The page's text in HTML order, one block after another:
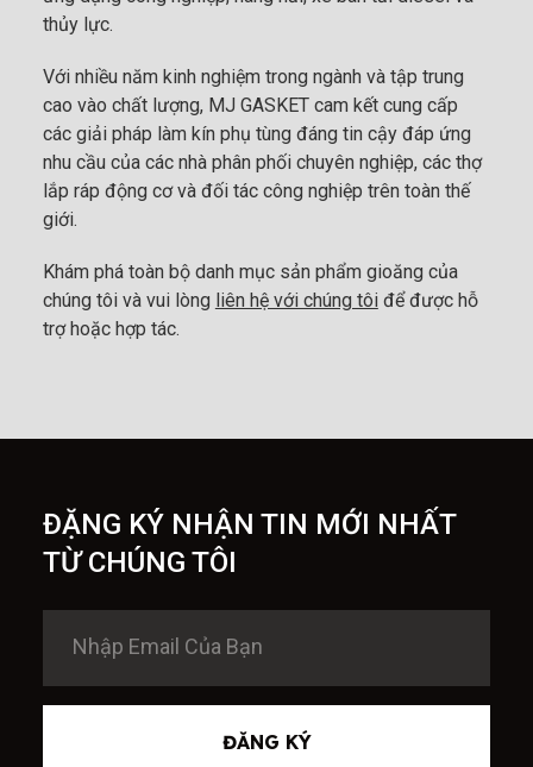
thủy lực.
Với nhiều năm kinh nghiệm trong ngành và tập trung
cao vào chất lượng, MJ GASKET cam kết cung cấp
các giải pháp làm kín phụ tùng đáng tin cậy đáp ứng
nhu cầu của các nhà phân phối chuyên nghiệp, các thợ
lắp ráp động cơ và đối tác công nghiệp trên toàn thế
giới.
Khám phá toàn bộ danh mục sản phẩm gioăng của
chúng tôi và vui lòng liên hệ với chúng tôiđể được hỗ
trợ hoặc hợp tác.
ĐẶNG KÝ NHẬN TIN MỚI NHẤT
TỪ CHÚNG TÔI
ĐĂNG KÝ